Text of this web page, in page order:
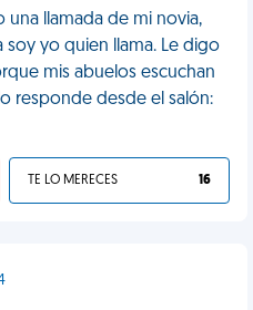
una llamada de mi novia,
yo quien llama. Le digo
mis abuelos escuchan
responde desde el salón:
TE LO MERECES 16